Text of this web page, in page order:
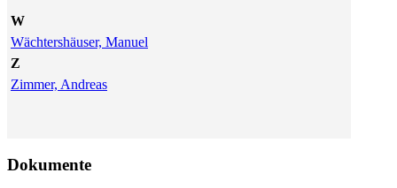
W
Wächtershäuser, Manuel
Z
Zimmer, Andreas
Dokumente